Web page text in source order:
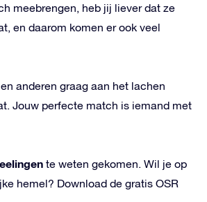
meebrengen, heb jij liever dat ze
en daarom komen er ook veel
anderen graag aan het lachen
Jouw perfecte match is iemand met
te weten gekomen. Wil je op
hemel? Download de gratis OSR